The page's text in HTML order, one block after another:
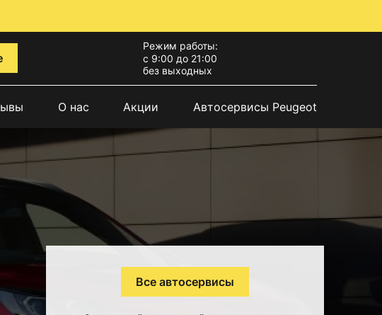
Режим работы:
с 9:00 до 21:00
без выходных
О нас Акции Автосервисы Peugeot
Все автосервисы